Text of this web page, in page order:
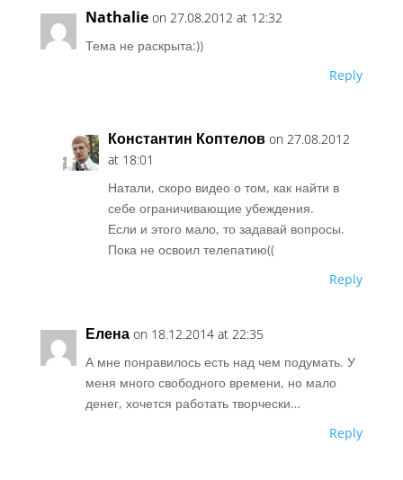
Nathalie on 27.08.2012 at 12:32
Тема не раскрыта:))
Reply
Константин Коптелов on 27.08.2012
at 18:01
Натали, скоро видео о том, как найти в
себе ограничивающие убеждения.
Если и этого мало, то задавай вопросы.
Пока не освоил телепатию((
Reply
Елена on 18.12.2014 at 22:35
А мне понравилось есть над чем подумать. У
меня много свободного времени, но мало
денег, хочется работать творчески…
Reply